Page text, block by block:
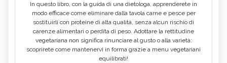
In questo libro, con la guida di una dietologa, apprenderete in
modo efficace come eliminare dalla tavola carne e pesce per
sostituirli con proteine di alta qualità, senza alcun rischio di
carenze alimentari o perdita di peso. Adottare la rettitudine
vegetariana non significa rinunciare al gusto o alla varietà:
scoprirete come mantenervi in forma grazie a menu vegetariani
equilibrati!